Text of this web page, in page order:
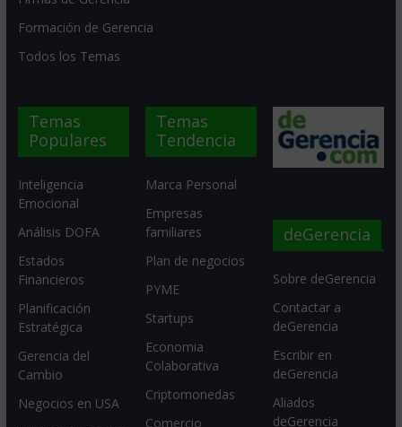
Formación de Gerencia
Todos los Temas
Temas
Populares
Inteligencia
Emocional
Análisis DOFA
Estados
Financieros
Planificación
Estratégica
Gerencia del
Cambio
Negocios en USA
Temas
Tendencia
Marca Personal
Empresas
familiares
Plan de negocios
PYME
Startups
Economia
Colaborativa
Criptomonedas
Comercio
deGerencia
Sobre deGerencia
Contactar a
deGerencia
Escribir en
deGerencia
Aliados
deGerencia